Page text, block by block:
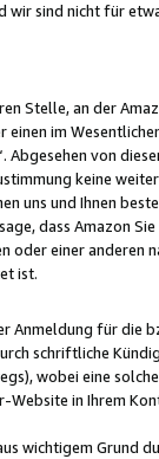
sind nicht für
Stelle, an der
im
von
keine
uns und Ihnen
dass Amazon
oder einer
ist.
Anmeldung für die
schriftliche
wobei eine
Website in Ihrem
wichtigem Grund